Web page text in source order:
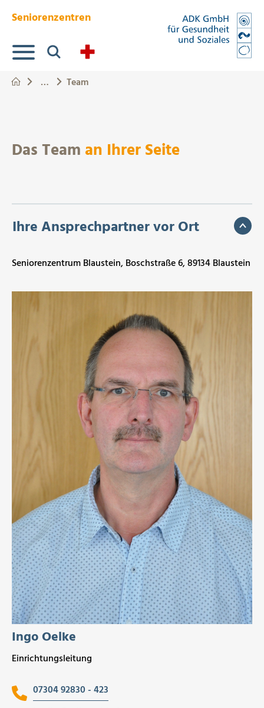
Seniorenzentren
Suche
… Team
Das Team an Ihrer Seite
Ihre Ansprechpartner vor Ort
Seniorenzentrum Blaustein, Boschstraße 6, 89134 Blaustein
Ingo Oelke
Einrichtungsleitung
07304 92830 - 423